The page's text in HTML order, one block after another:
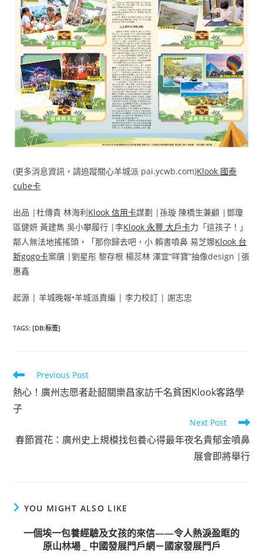
(更多消息資訊，請追蹤關心羊城派 pai.ycwb.com)Klook 國泰
cube卡
出品 |杜傳貴 林海利Klook 信用卡謀劃 |孫璇 陳橋生兼顧 |鄧瓊
區健妍 黃建雋 吳小攀履行 |李Klook 永豐 大戶卡力「這孩子！」
鄰人無法地搖搖頭，「那你歸去吧，小 賴書噴鼻 易芝娜Klook 台
新gogo卡案牘 |劉星彤 黎存根 楊蕊林 澤宜“咩寶”抽像design |張
惠鑫
起源 | 羊城晚報•羊城派責編 | 李力校訂 | 謝志忠
TAGS:[DB:标签]
Read
more
articles
Previous Post
熱心！廣州志愿者赴韶關樂昌家訪千名貧困Klook客路學
子
Next Post
春節賞花：廣州史上規模找包養心得最年夜名貴郁金噴鼻
展會即將舉行
YOU MIGHT ALSO LIKE
一個埃一包養經驗及女孩的來信——令人熱淚盈眶的
原山林場 _ 中國發展門戶網－國家發展門戶